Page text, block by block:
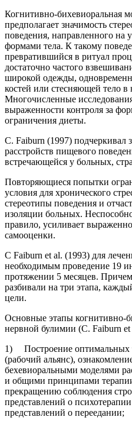
Когнитивно-бихевиоральная
предполагает значимость
поведения, направленного на
формами тела. К такому
превратившийся в ритуал
достаточно частого
широкой одежды,
костей или стесняющей тело в
Многочисленные
выраженности контроля за
ограничения диеты.
C. Faiburn (1997) подчеркивал
расстройств пищевого
встречающейся у больных,
Повторяющиеся попытки
условия для хронического
стереотипы поведения и
изоляции больных.
правило, усиливает
самооценки.
C Faiburn et al. (1993) для
необходимым проведение 19
протяжении 5 месяцев.
разбивали на три этапа,
цели.
Основные этапы когнитивно-
нервной булимии (C. Faiburn et
1) Построение оптимальных
(рабочий альянс),
бехевиоральными моделями
и общими принципами
прекращению соблюдения
представлений о
представлений о переедании;